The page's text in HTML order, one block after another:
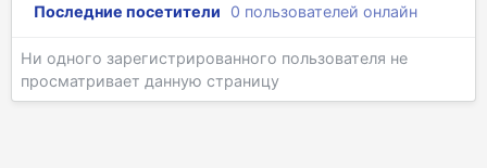
Последние посетители 0 пользователей онлайн
Ни одного зарегистрированного пользователя не
просматривает данную страницу